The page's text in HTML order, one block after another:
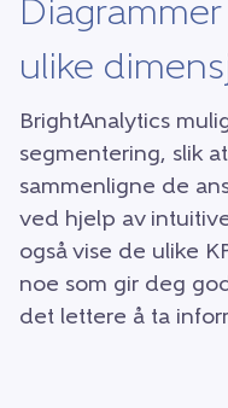
ulike
BrightAnalytics
segmentering, slik
sammenligne de
ved hjelp av
også vise de ulike
noe som gir deg
det lettere å ta